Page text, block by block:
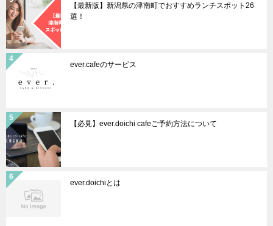
【最新版】新潟県の津南町でおすすめランチスポット26
選！
ever.cafeのサービス
【必見】ever.doichi cafeご予約方法について
ever.doichiとは